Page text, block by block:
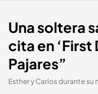
Una soltera
cita en ‘First
Pajares”
Esther y Carlos durante su